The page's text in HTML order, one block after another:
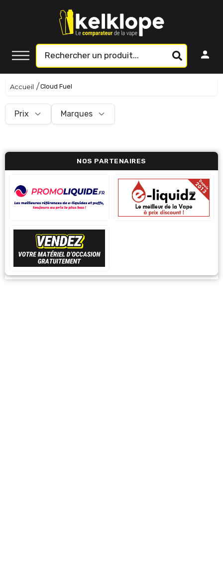
Accueil Cloud Fuel
Prix Marques
NOS PARTENAIRES